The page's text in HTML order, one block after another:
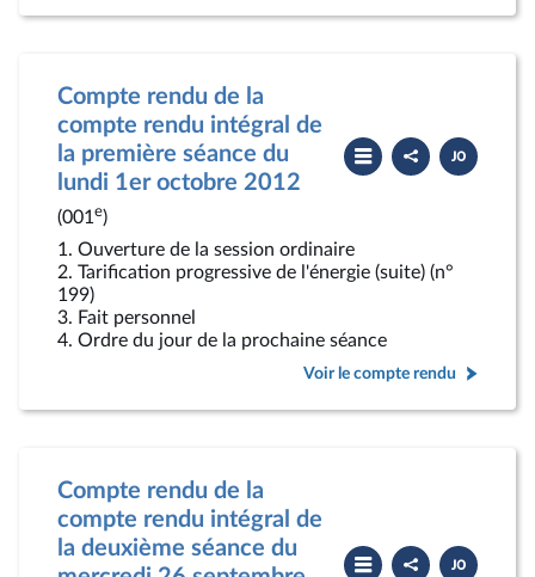
Compte rendu de la
compte rendu intégral de
la première séance du
lundi 1er octobre 2012
(001 e)
Partager
le
compte
Télécharger
le
PDF
1. Ouverture de la session ordinaire
2. Tarification progressive de l'énergie (suite) (n°
199)
3. Fait personnel
4. Ordre du jour de la prochaine séance
Voir le compte rendu
Compte rendu de la
compte rendu intégral de
la deuxième séance du
Partager
le
Télécharger
le